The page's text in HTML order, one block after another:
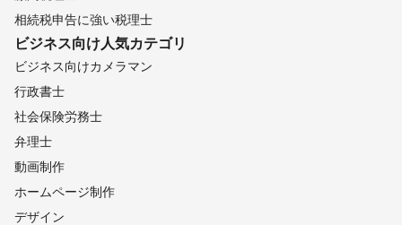
相続税申告に強い税理士
ビジネス向け人気カテゴリ
ビジネス向けカメラマン
行政書士
社会保険労務士
弁理士
動画制作
ホームページ制作
デザイン